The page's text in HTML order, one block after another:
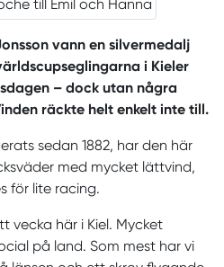
vann en silvermedalj
i Kieler
– dock utan några
räckte helt enkelt inte till.
sedan 1882, har den här
med mycket lättvind,
för lite racing.
vecka här i Kiel. Mycket
på land. Som mest har vi